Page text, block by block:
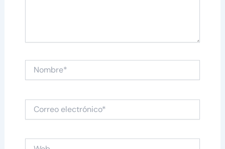
Nombre*
Correo
electrónico*